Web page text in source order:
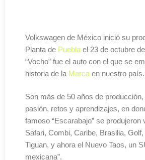
Volkswagen de México inició su
Planta de Puebla el 23 de octubre
“Vocho” fue el auto con el que se
historia de la Marca en nuestro país.
Son más de 50 años de
pasión, retos y aprendizajes, en
famoso “Escarabajo” se
Safari, Combi, Caribe, Brasilia,
Tiguan, y ahora el Nuevo Taos, un
mexicana”.